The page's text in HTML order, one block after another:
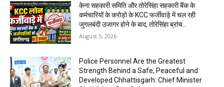
छत्तीसगढ़
केना सहकारी समिति और तोरेसिंहा सहकारी बैंक के
कर्मचारियों के करोड़ो के KCC फर्जीवाड़े में चल रही
जुगलबंदी उजागर होने के बाद, तोरेसिंहा ब्रांच...
August 5, 2026
Police Personnel Are the Greatest
Strength Behind a Safe, Peaceful and
Developed Chhattisgarh: Chief Minister